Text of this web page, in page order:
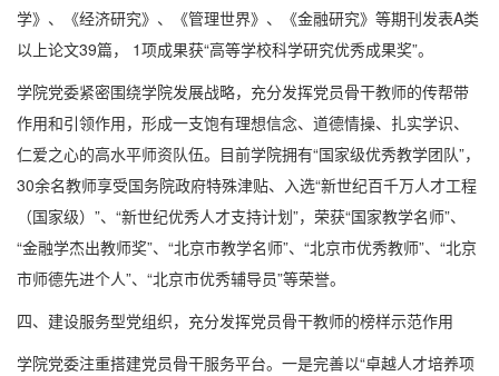
学》、《经济研究》、《管理世界》、《金融研究》等期刊发表A类
以上论文39篇， 1项成果获“高等学校科学研究优秀成果奖”。
学院党委紧密围绕学院发展战略，充分发挥党员骨干教师的传帮带
作用和引领作用，形成一支饱有理想信念、道德情操、扎实学识、
仁爱之心的高水平师资队伍。目前学院拥有“国家级优秀教学团队”，
30余名教师享受国务院政府特殊津贴、入选“新世纪百千万人才工程
（国家级）”、“新世纪优秀人才支持计划”，荣获“国家教学名师”、
“金融学杰出教师奖”、“北京市教学名师”、“北京市优秀教师”、“北京
市师德先进个人”、“北京市优秀辅导员”等荣誉。
四、建设服务型党组织，充分发挥党员骨干教师的榜样示范作用
学院党委注重搭建党员骨干服务平台。一是完善以“卓越人才培养项